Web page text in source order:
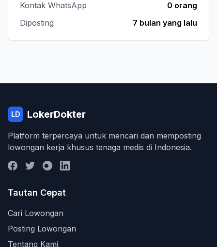
Kontak WhatsApp
0 orang
Diposting
7 bulan yang lalu
LD LokerDokter
Platform terpercaya untuk mencari dan memposting
lowongan kerja khusus tenaga medis di Indonesia.
Tautan Cepat
Cari Lowongan
Posting Lowongan
Tentang Kami